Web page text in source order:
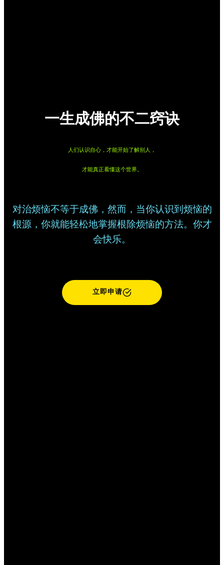
一生成佛的不二窍诀
人们认识自心，才能开始了解别人，
才能真正看懂这个世界。
对治烦恼不等于成佛，然而，当你认识到烦恼的
根源，你就能轻松地掌握根除烦恼的方法。你才
会快乐。
立即申请